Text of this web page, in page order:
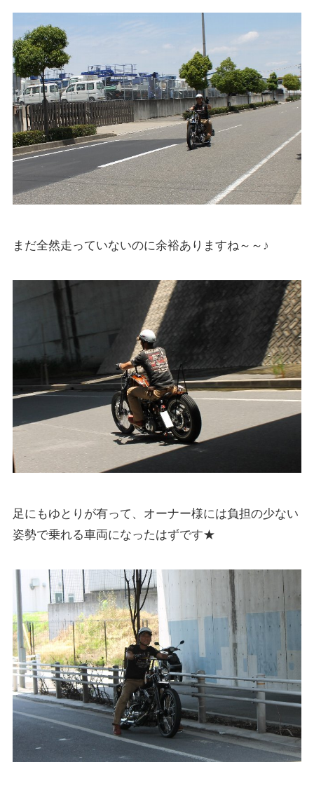
まだ全然走っていないのに余裕ありますね～～♪
足にもゆとりが有って、オーナー様には負担の少ない
姿勢で乗れる車両になったはずです★